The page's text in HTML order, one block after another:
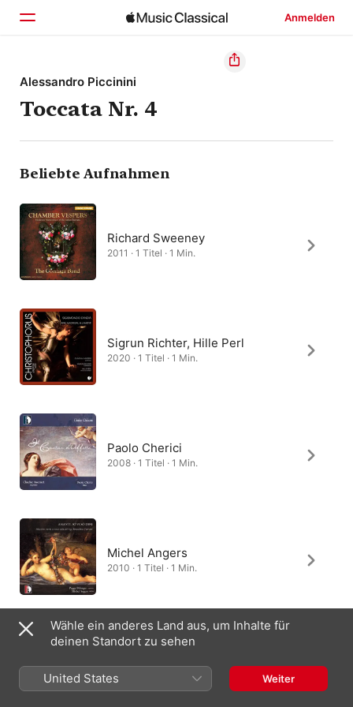
Anmelden
Startseite
Entdecken
Suchen
Alessandro Piccinini
Toccata Nr. 4
Beliebte Aufnahmen
Richard Sweeney
2011 · 1 Titel · 1 Min.
Sigrun Richter, Hille Perl
2020 · 1 Titel · 1 Min.
Paolo Cherici
2008 · 1 Titel · 1 Min.
Michel Angers
2010 · 1 Titel · 1 Min.
Deutschland English (UK)
Wähle ein anderes Land aus, um Inhalte für
deinen Standort zu sehen
United States Weiter